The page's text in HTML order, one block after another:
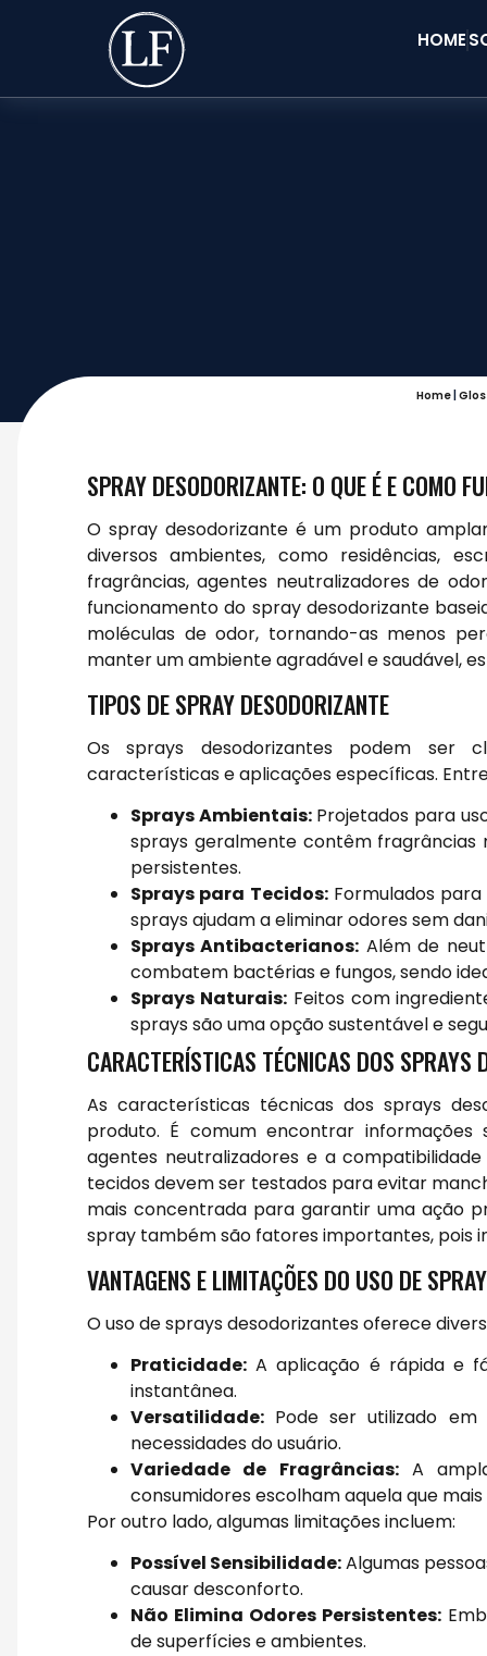
HOME
Home |
SPRAY DESODORIZANTE: O QUE É E COMO
O spray desodorizante é um produto
diversos ambientes, como residências,
fragrâncias, agentes neutralizadores de
funcionamento do spray desodorizante
moléculas de odor, tornando-as menos
manter um ambiente agradável e saudável,
TIPOS DE SPRAY DESODORIZANTE
Os sprays desodorizantes podem ser
características e aplicações específicas.
Sprays Ambientais:Projetados para
sprays geralmente contêm fragrâncias
persistentes.
Sprays para Tecidos:Formulados para
sprays ajudam a eliminar odores sem
Sprays Antibacterianos: Além de
combatem bactérias e fungos, sendo
Sprays Naturais:Feitos com
sprays são uma opção sustentável e
CARACTERÍSTICAS TÉCNICAS DOS SPRAYS
As características técnicas dos sprays
produto. É comum encontrar
agentes neutralizadores e a
tecidos devem ser testados para evitar
mais concentrada para garantir uma ação
spray também são fatores importantes, pois
VANTAGENS E LIMITAÇÕES DO USO DE
O uso de sprays desodorizantes oferece
Praticidade: A aplicação é rápida e
instantânea.
Versatilidade: Pode ser utilizado
necessidades do usuário.
Variedade de Fragrâncias:A
consumidores escolham aquela que
Por outro lado, algumas limitações incluem:
Possível Sensibilidade:Algumas
causar desconforto.
Não Elimina Odores Persistentes:
de superfícies e ambientes.